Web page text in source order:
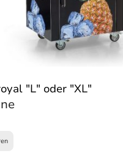
"L" oder "XL"